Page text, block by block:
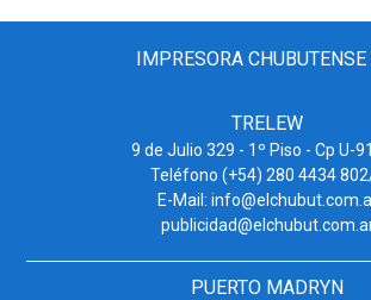
IMPRESORA CHUBUTENSE
TRELEW
9 de Julio 329 - 1º Piso - Cp U-
Teléfono (+54) 280 4434
E-Mail:
PUERTO MADRYN